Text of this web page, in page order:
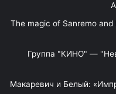
"The magic of Sanremo
Группа "КИНО" —
Макаревич и Белый: